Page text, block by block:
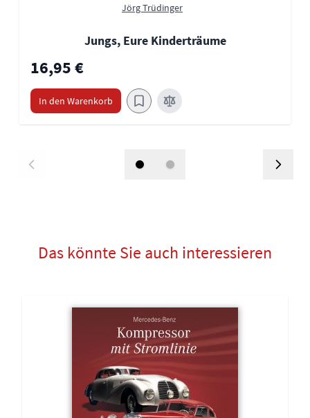
Jörg Trüdinger
Jungs, Eure Kinderträume
16,95 €
In den Warenkorb
Das könnte Sie auch interessieren